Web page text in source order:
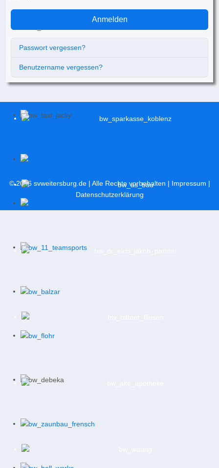
Anmelden
Passwort vergessen?
Benutzername vergessen?
© 2026 svweitersburg.de| Alle Rechte vorbehalten | Impressum |
Datenschutzerklärung